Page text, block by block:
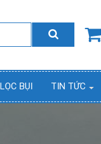
BỤI TIN TỨC